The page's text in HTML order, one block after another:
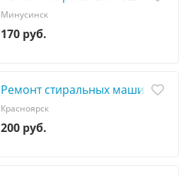
170 руб.
Минусинск
Ремонт стиральных машин
200 руб.
Красноярск